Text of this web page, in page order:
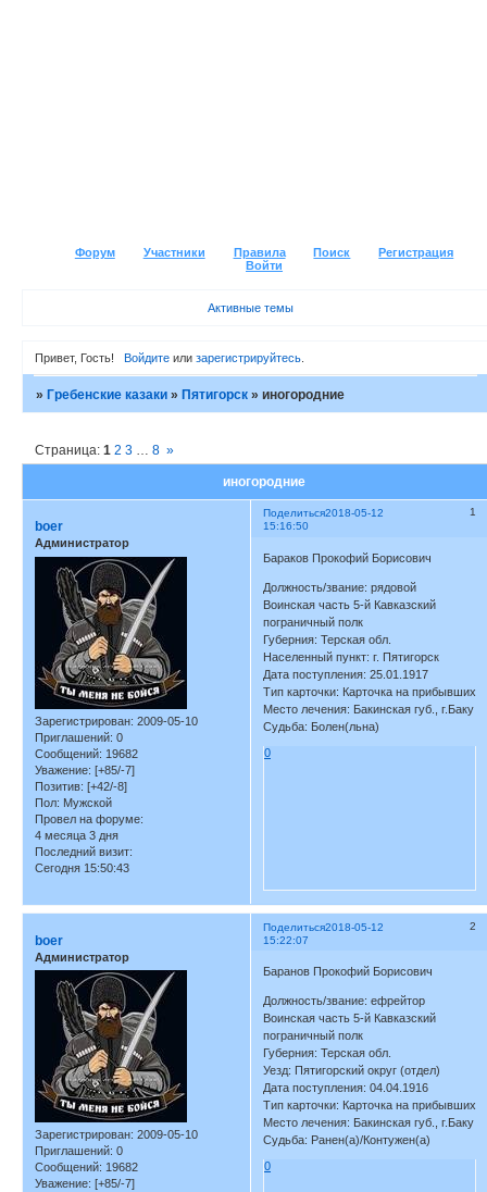
Форум Участники Правила Поиск
Регистрация
Войти
Активные темы
Привет, Гость! Войдитеили зарегистрируйтесь.
»Гребенские казаки »Пятигорск »иногородние
иногородние
Страница:1 2 3 … 8 »
Поделиться 1
2018-05-12
15:16:50
boer
Администратор
Зарегистрирован: 2009-05-10
Приглашений: 0
Сообщений: 19682
Уважение: [+85/-7]
Позитив: [+42/-8]
Пол: Мужской
Провел на форуме:
4 месяца 3 дня
Последний визит:
Сегодня 15:50:43
Бараков Прокофий Борисович
Должность/звание: рядовой
Воинская часть 5-й Кавказский
пограничный полк
Губерния: Терская обл.
Населенный пункт: г. Пятигорск
Дата поступления: 25.01.1917
Тип карточки: Карточка на прибывших
Место лечения: Бакинская губ., г.Баку
Судьба: Болен(льна)
0
Поделиться 2
2018-05-12
15:22:07
boer
Администратор
Зарегистрирован: 2009-05-10
Приглашений: 0
Сообщений: 19682
Уважение: [+85/-7]
Баранов Прокофий Борисович
Должность/звание: ефрейтор
Воинская часть 5-й Кавказский
пограничный полк
Губерния: Терская обл.
Уезд: Пятигорский округ (отдел)
Дата поступления: 04.04.1916
Тип карточки: Карточка на прибывших
Место лечения: Бакинская губ., г.Баку
Судьба: Ранен(а)/Контужен(а)
0